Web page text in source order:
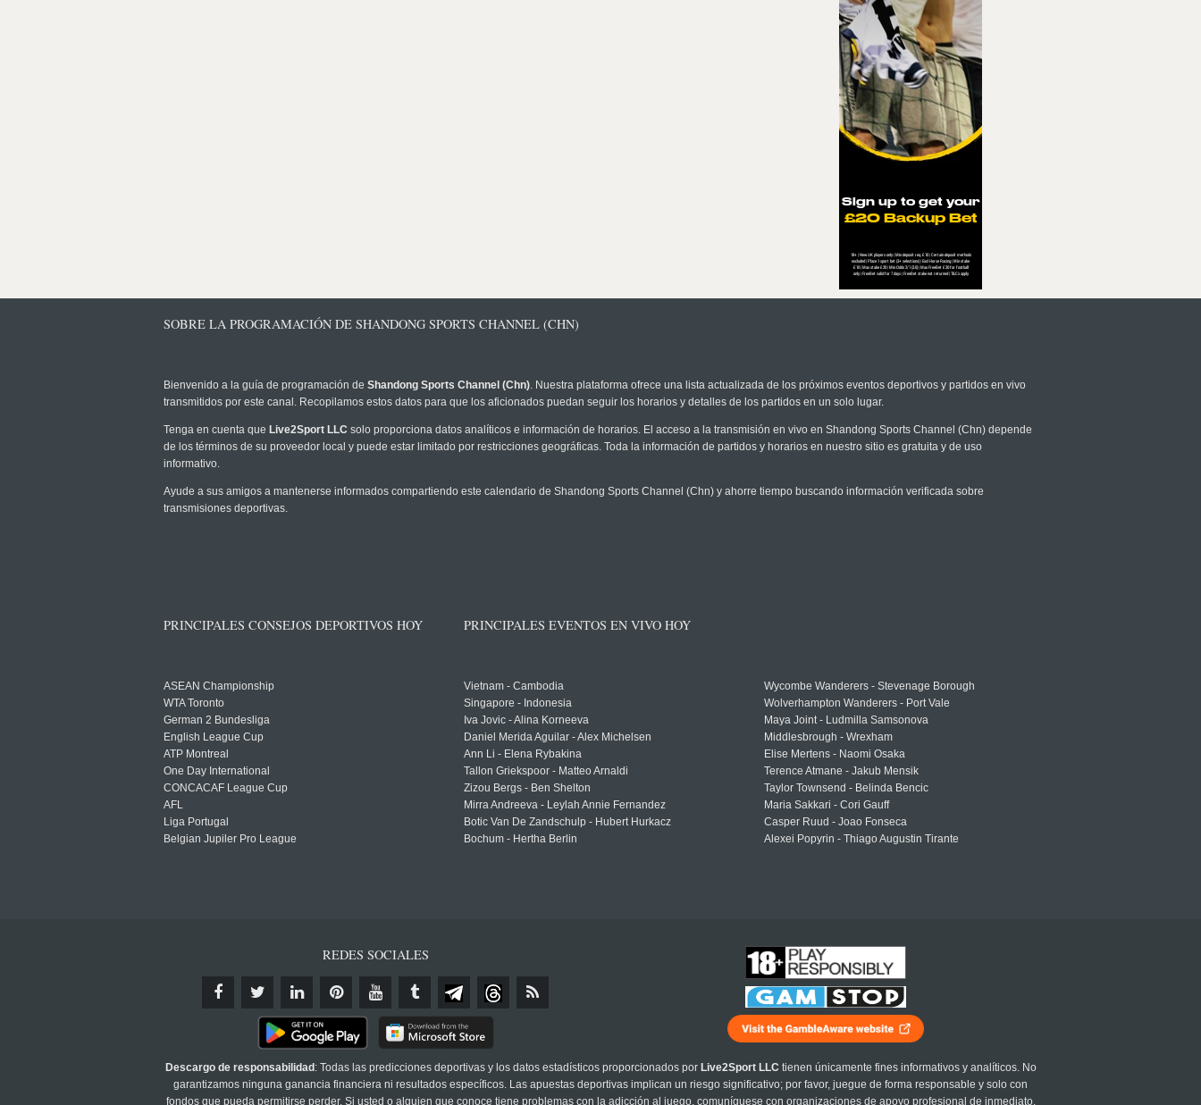
SOBRE LA PROGRAMACIÓN DE SHANDONG SPORTS CHANNEL (CHN)
Bienvenido a la guía de programación de Shandong Sports Channel (Chn). Nuestra plataforma ofrece una lista actualizada de los próximos eventos deportivos y partidos en vivo
transmitidos por este canal. Recopilamos estos datos para que los aficionados puedan seguir los horarios y detalles de los partidos en un solo lugar.
Tenga en cuenta que Live2Sport LLC solo proporciona datos analíticos e información de horarios. El acceso a la transmisión en vivo en Shandong Sports Channel (Chn) depende
de los términos de su proveedor local y puede estar limitado por restricciones geográficas. Toda la información de partidos y horarios en nuestro sitio es gratuita y de uso
informativo.
Ayude a sus amigos a mantenerse informados compartiendo este calendario de Shandong Sports Channel (Chn) y ahorre tiempo buscando información verificada sobre
transmisiones deportivas.
PRINCIPALES CONSEJOS DEPORTIVOS HOY
ASEAN Championship
WTA Toronto
German 2 Bundesliga
English League Cup
ATP Montreal
One Day International
CONCACAF League Cup
AFL
Liga Portugal
Belgian Jupiler Pro League
PRINCIPALES EVENTOS EN VIVO HOY
Vietnam - Cambodia
Singapore - Indonesia
Iva Jovic - Alina Korneeva
Daniel Merida Aguilar - Alex Michelsen
Ann Li - Elena Rybakina
Tallon Griekspoor - Matteo Arnaldi
Zizou Bergs - Ben Shelton
Mirra Andreeva - Leylah Annie Fernandez
Botic Van De Zandschulp - Hubert Hurkacz
Bochum - Hertha Berlin
Wycombe Wanderers - Stevenage Borough
Wolverhampton Wanderers - Port Vale
Maya Joint - Ludmilla Samsonova
Middlesbrough - Wrexham
Elise Mertens - Naomi Osaka
Terence Atmane - Jakub Mensik
Taylor Townsend - Belinda Bencic
Maria Sakkari - Cori Gauff
Casper Ruud - Joao Fonseca
Alexei Popyrin - Thiago Augustin Tirante
REDES SOCIALES
Descargo de responsabilidad : Todas las predicciones deportivas y los datos estadísticos proporcionados por Live2Sport LLC tienen únicamente fines informativos y analíticos. No
garantizamos ninguna ganancia financiera ni resultados específicos. Las apuestas deportivas implican un riesgo significativo; por favor, juegue de forma responsable y solo con
fondos que pueda permitirse perder. Si usted o alguien que conoce tiene problemas con la adicción al juego, comuníquese con organizaciones de apoyo profesional de inmediato.